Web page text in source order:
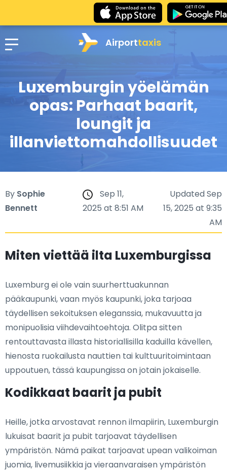
Airporttaxis
Luxemburgin yöelämän
opas: Parhaat baarit,
loungit ja
illanviettomahdollisuudet
By Sophie
Bennett
Sep 11,
2025 at 8:51 AM
Updated Sep
15, 2025 at 9:35
AM
Miten viettää ilta Luxemburgissa
Luxemburg ei ole vain suurherttuakunnan
pääkaupunki, vaan myös kaupunki, joka tarjoaa
täydellisen sekoituksen eleganssia, mukavuutta ja
monipuolisia viihdevaihtoehtoja. Olitpa sitten
rentouttavasta illasta historiallisilla kaduilla kävellen,
hienosta ruokailusta nauttien tai kulttuuritoimintaan
uppoutuen, tässä kaupungissa on jotain jokaiselle.
Kodikkaat baarit ja pubit
Heille, jotka arvostavat rennon ilmapiirin, Luxemburgin
lukuisat baarit ja pubit tarjoavat täydellisen
ympäristön. Nämä paikat tarjoavat upean valikoiman
juomia, livemusiikkia ja vieraanvaraisen ympäristön